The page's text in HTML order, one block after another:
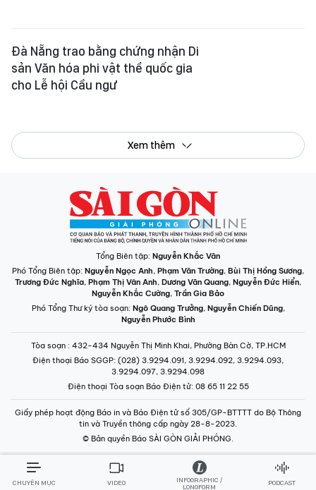
Đà Nẵng trao bằng chứng nhận Di
sản Văn hóa phi vật thể quốc gia
cho Lễ hội Cầu ngư
Xem thêm
Tổng Biên tập: Nguyễn Khắc Văn
Phó Tổng Biên tập: Nguyễn Ngọc Anh, Phạm Văn Trường, Bùi Thị Hồng Sương,
Trương Đức Nghĩa, Phạm Thị Vân Anh, Dương Văn Quang, Nguyễn Đức Hiển,
Nguyễn Khắc Cường, Trần Gia Bảo
Phó Tổng Thư ký tòa soạn: Ngô Quang Trưởng, Nguyễn Chiến Dũng,
Nguyễn Phước Bình
Tòa soạn : 432-434 Nguyễn Thị Minh Khai, Phường Bàn Cờ, TP.HCM
Điện thoại Báo SGGP: (028) 3.9294.091, 3.9294.092, 3.9294.093,
3.9294.097, 3.9294.098
Điện thoại Tòa soạn Báo Điện tử: 08 65 11 22 55
Giấy phép hoạt động Báo in và Báo Điện tử số 305/GP-BTTTT do Bộ Thông
tin và Truyền thông cấp ngày 28-8-2023.
© Bản quyền Báo SÀI GÒN GIẢI PHÓNG.
CHUYÊN MỤC VIDEO
INFOGRAPHIC /
LONGFORM
PODCAST